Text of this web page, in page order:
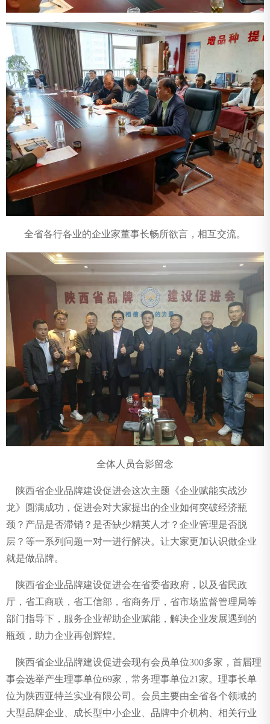
全省各行各业的企业家董事长畅所欲言，相互交流。
全体人员合影留念
陕西省企业品牌建设促进会这次主题《企业赋能实战沙
龙》圆满成功， 促进会对大家提出的企业如何突破经济瓶
颈？产品是否滞销？是否缺少精英人才？企业管理是否脱
层？等一系列问题一对一进行解决。让大家更加认识做企业
就是做品牌。
陕西省企业品牌建设促进会在省委省政府，以及省民政
厅，省工商联，省工信部，省商务厅，省市场监督管理局等
部门指导下，服务企业帮助企业赋能，解决企业发展遇到的
瓶颈，助力企业再创辉煌。
陕西省企业品牌建设促进会现有会员单位300多家，首届理
事会选举产生理事单位69家，常务理事单位21家。理事长单
位为陕西亚特兰实业有限公司。会员主要由全省各个领域的
大型品牌企业、成长型中小企业、品牌中介机构、相关行业